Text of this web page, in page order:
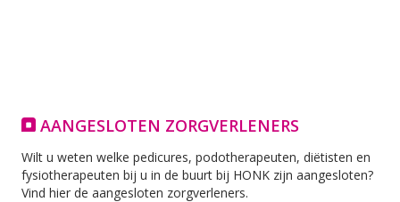
AANGESLOTEN ZORGVERLENERS
Wilt u weten welke pedicures, podotherapeuten, diëtisten en
fysiotherapeuten bij u in de buurt bij HONK zijn aangesloten?
Vind hier de aangesloten zorgverleners.